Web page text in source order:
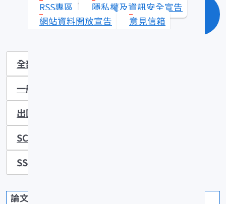
RSS專區
隱私權及資訊安全宣告
網站資料開放宣告
意見信箱
單元查詢
全部
一般期刊
出國報告
SCIE學術期刊
SSCI學術期刊